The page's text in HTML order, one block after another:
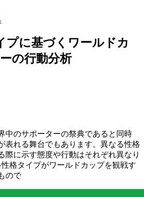
プに基づくワールドカ
の行動分析
中のサポーターの祭典であると同時
表れる舞台でもあります。異なる性格
際に示す態度や行動はそれぞれ異なり
格タイプがワールドカップを観戦す
ので